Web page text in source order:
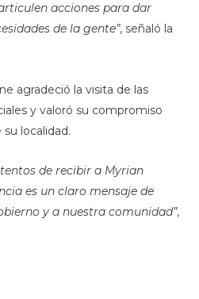
acciones para dar
de la gente”, señaló la
agradeció la visita de las
y valoró su compromiso
localidad.
de recibir a Myrian
es un claro mensaje de
y a nuestra comunidad”,